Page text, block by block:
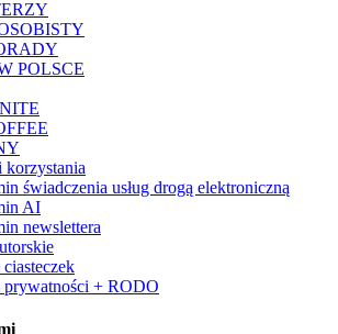
POLSCE
korzystania
świadczenia usług drogą elektroniczną
AI
newslettera
prywatności + RODO